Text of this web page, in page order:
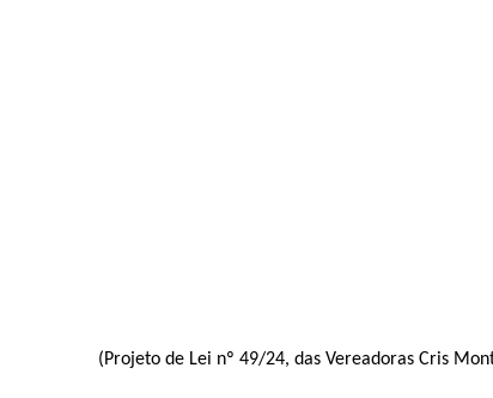
(Projeto de Lei nº 49/24, das Vereadoras Cris